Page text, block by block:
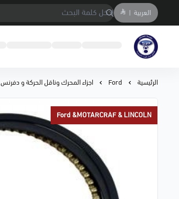
العربية |
متجر المحمادي لقطع السيارات
الرئيسية Ford اجزاء المحرك وناقل الحركة و دفرنس
Ford &MOTARCRAF & LINCOLN